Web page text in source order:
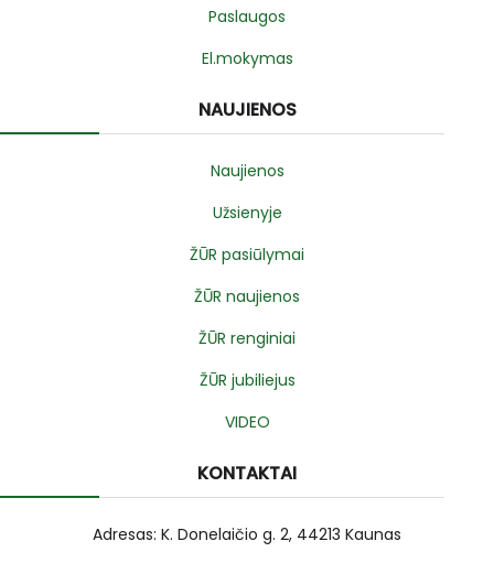
Paslaugos
El.mokymas
NAUJIENOS
Naujienos
Užsienyje
ŽŪR pasiūlymai
ŽŪR naujienos
ŽŪR renginiai
ŽŪR jubiliejus
VIDEO
KONTAKTAI
Adresas: K. Donelaičio g. 2, 44213 Kaunas